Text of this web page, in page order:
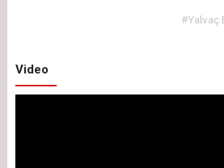
#Yalvaç
Video